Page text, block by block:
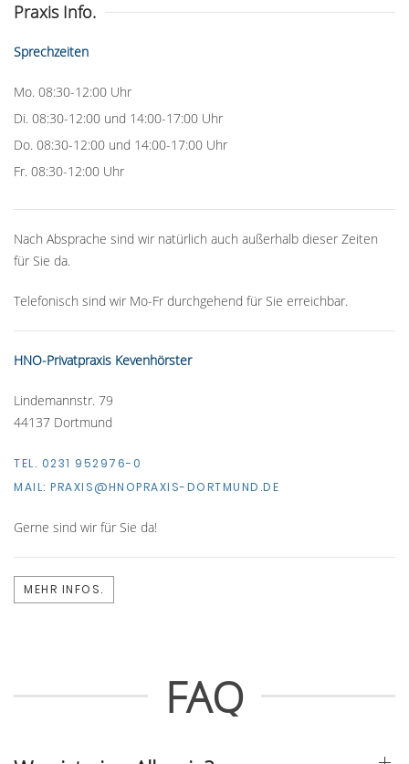
Praxis Info.
Sprechzeiten
Mo. 08:30-12:00 Uhr
Di. 08:30-12:00 und 14:00-17:00 Uhr
Do. 08:30-12:00 und 14:00-17:00 Uhr
Fr. 08:30-12:00 Uhr
Nach Absprache sind wir natürlich auch außerhalb dieser Zeiten
für Sie da.
Telefonisch sind wir Mo-Fr durchgehend für Sie erreichbar.
HNO-Privatpraxis Kevenhörster
Lindemannstr. 79
44137 Dortmund
TEL. 0231 952976-0
MAIL: PRAXIS@HNOPRAXIS-DORTMUND.DE
Gerne sind wir für Sie da!
MEHR INFOS.
FAQ